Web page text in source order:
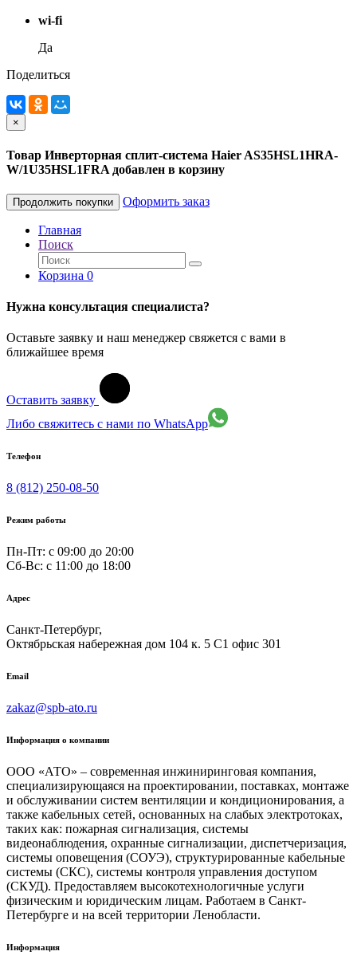
wi-fi
Да
Поделиться
×
Товар Инверторная сплит-система Haier AS35HSL1HRA-
W/1U35HSL1FRA добавлен в корзину
Продолжить покупки Оформить заказ
Главная
Поиск
Корзина 0
Нужна консультация специалиста?
Оставьте заявку и наш менеджер свяжется с вами в
ближайшее время
Оставить заявку
Либо свяжитесь с нами по WhatsApp
Телефон
8 (812) 250-08-50
Режим работы
Пн-Пт: с 09:00 до 20:00
Сб-Вс: c 11:00 до 18:00
Адрес
Санкт-Петербург,
Октябрьская набережная дом 104 к. 5 С1 офис 301
Email
zakaz@spb-ato.ru
Информация о компании
ООО «АТО» – современная инжиниринговая компания,
специализирующаяся на проектировании, поставках, монтаже
и обслуживании систем вентиляции и кондиционирования, а
также кабельных сетей, основанных на слабых электротоках,
таких как: пожарная сигнализация, системы
видеонаблюдения, охранные сигнализации, диспетчеризация,
системы оповещения (СОУЭ), структурированные кабельные
системы (СКС), системы контроля управления доступом
(СКУД). Предоставляем высокотехнологичные услуги
физическим и юридическим лицам. Работаем в Санкт-
Петербурге и на всей территории Ленобласти.
Информация